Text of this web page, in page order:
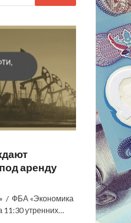
аренду
/ ФБА «Экономика
утренних…